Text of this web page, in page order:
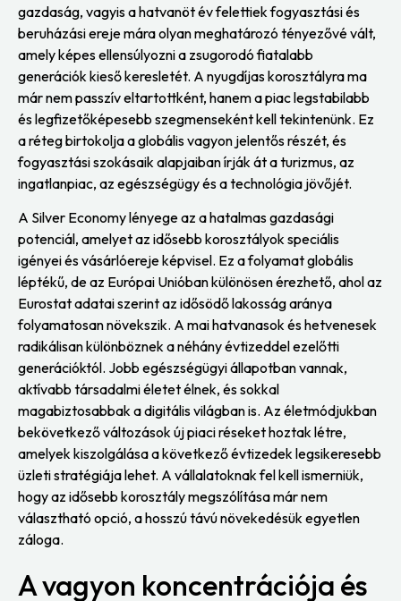
gazdaság, vagyis a hatvanöt év felettiek fogyasztási és
beruházási ereje mára olyan meghatározó tényezővé vált,
amely képes ellensúlyozni a zsugorodó fiatalabb
generációk kieső keresletét. A nyugdíjas korosztályra ma
már nem passzív eltartottként, hanem a piac legstabilabb
és legfizetőképesebb szegmenseként kell tekintenünk. Ez
a réteg birtokolja a globális vagyon jelentős részét, és
fogyasztási szokásaik alapjaiban írják át a turizmus, az
ingatlanpiac, az egészségügy és a technológia jövőjét.
A Silver Economy lényege az a hatalmas gazdasági
potenciál, amelyet az idősebb korosztályok speciális
igényei és vásárlóereje képvisel. Ez a folyamat globális
léptékű, de az Európai Unióban különösen érezhető, ahol az
Eurostat adatai szerint az idősödő lakosság aránya
folyamatosan növekszik. A mai hatvanasok és hetvenesek
radikálisan különböznek a néhány évtizeddel ezelőtti
generációktól. Jobb egészségügyi állapotban vannak,
aktívabb társadalmi életet élnek, és sokkal
magabiztosabbak a digitális világban is. Az életmódjukban
bekövetkező változások új piaci réseket hoztak létre,
amelyek kiszolgálása a következő évtizedek legsikeresebb
üzleti stratégiája lehet. A vállalatoknak fel kell ismerniük,
hogy az idősebb korosztály megszólítása már nem
választható opció, a hosszú távú növekedésük egyetlen
záloga.
A vagyon koncentrációja és